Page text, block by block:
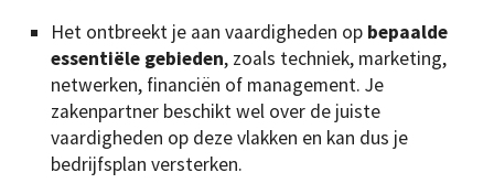
Het ontbreekt je aan vaardigheden op bepaalde
essentiële gebieden, zoals techniek, marketing,
netwerken, financiën of management. Je
zakenpartner beschikt wel over de juiste
vaardigheden op deze vlakken en kan dus je
bedrijfsplan versterken.